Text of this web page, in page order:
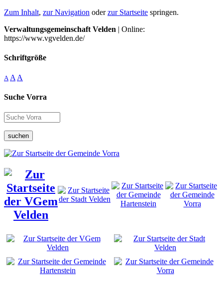
Zum Inhalt, zur Navigation oderzur Startseite springen.
Verwaltungsgemeinschaft Velden | Online:
https://www.vgvelden.de/
Schriftgröße
A A A
Suche Vorra
suchen